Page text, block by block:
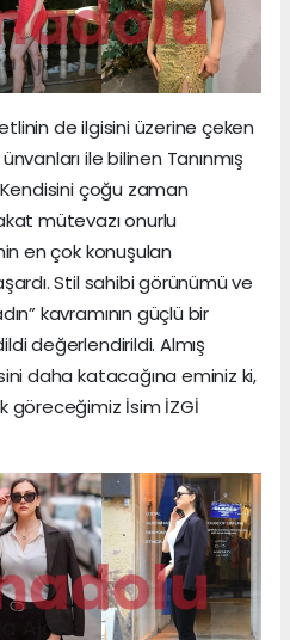
de ilgisini üzerine çeken
ile bilinen Tanınmış
çoğu zaman
mütevazı onurlu
en çok konuşulan
Stil sahibi görünümü ve
kavramının güçlü bir
değerlendirildi. Almış
daha katacağına eminiz ki,
göreceğimiz İsim İZGİ